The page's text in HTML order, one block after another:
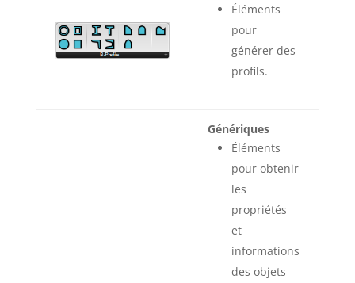
Éléments
pour
générer des
profils.
Génériques
Éléments
pour obtenir
les
propriétés
et
informations
des objets